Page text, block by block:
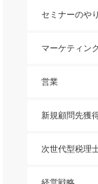
セミナーのや
マーケティン
営業
新規顧問先獲
次世代型税理